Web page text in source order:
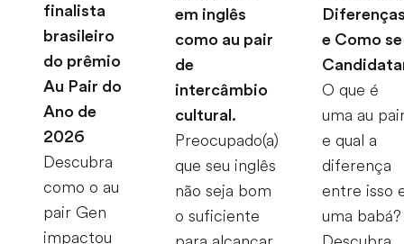
finalista
brasileiro
do prêmio
Au Pair do
Ano de
2026
Descubra
como o au
pair Gen
impactou
em inglês
como au pair
de
intercâmbio
cultural.
Preocupado(a)
que seu inglês
não seja bom
o suficiente
e Como se
O que é
uma au
e qual a
diferença
entre isso
uma babá?